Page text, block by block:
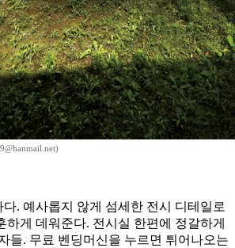
. 예사롭지 않게 섬세한 전시 디테일로
하게 데워준다. 전시실 한편에 정갈하게
들. 무료 벤딩머신을 누르면 튀어나오는